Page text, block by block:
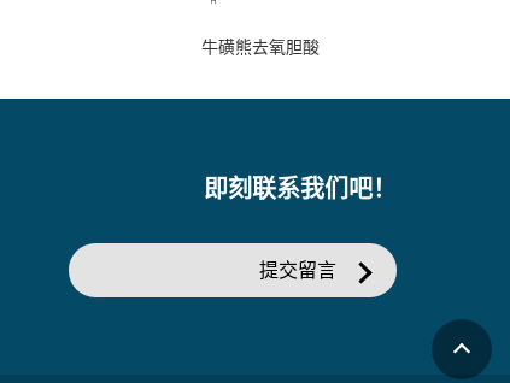
牛磺熊去氧胆酸
即刻联系我们吧！
提交留言